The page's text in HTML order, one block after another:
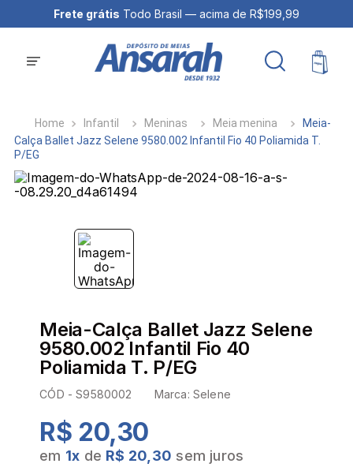
Frete grátis Todo Brasil — acima de R$199,99
Infantil Meninas Meia menina
Meia-
Calça Ballet Jazz Selene 9580.002 Infantil Fio 40 Poliamida T.
P/EG
Meia-Calça Ballet Jazz Selene
9580.002 Infantil Fio 40
Poliamida T. P/EG
CÓD -S9580002 Marca: Selene
R$ 20,30
em 1x de R$ 20,30 sem juros